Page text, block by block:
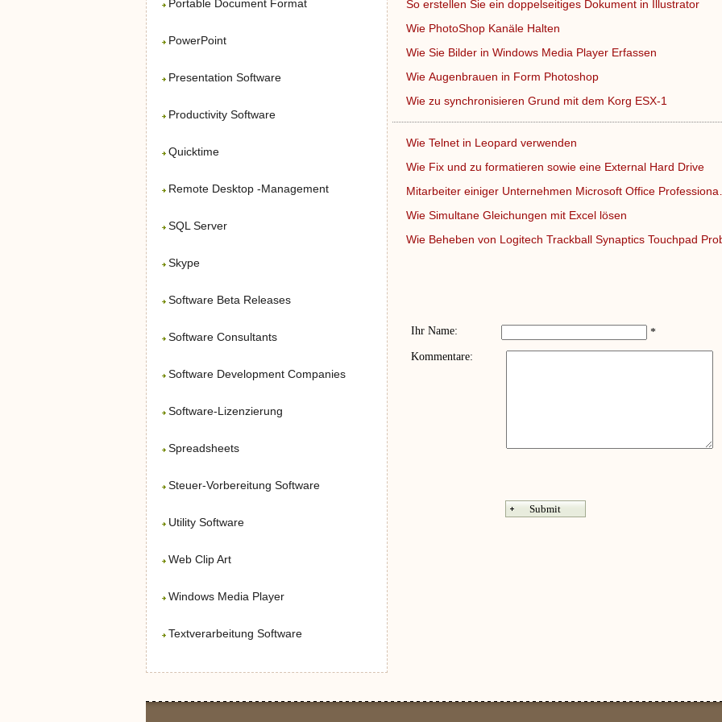
Portable Document Format
PowerPoint
Presentation Software
Productivity Software
Quicktime
Remote Desktop -Management
SQL Server
Skype
Software Beta Releases
Software Consultants
Software Development Companies
Software-Lizenzierung
Spreadsheets
Steuer-Vorbereitung Software
Utility Software
Web Clip Art
Windows Media Player
Textverarbeitung Software
So erstellen Sie ein doppelseitiges Dokument in Illustrator
Wie PhotoShop Kanäle Halten
Wie Sie Bilder in Windows Media Player Erfassen
Wie Augenbrauen in Form Photoshop
Wie zu synchronisieren Grund mit dem Korg ESX-1
Wie Telnet in Leopard verwenden
Wie Fix und zu formatieren sowie eine External Hard Drive
Mitarbeiter einiger Unternehmen Microsoft Office
Wie Simultane Gleichungen mit Excel lösen
Wie Beheben von Logitech Trackball Synaptics Touchpad
Ihr Name:
*
Kommentare: